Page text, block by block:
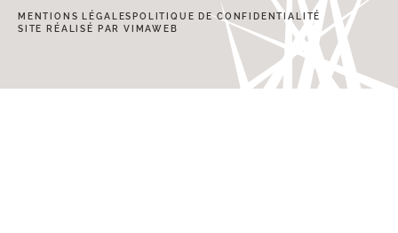
MENTIONS LÉGALES POLITIQUE DE CONFIDENTIALITÉ
SITE RÉALISÉ PAR VIMAWEB